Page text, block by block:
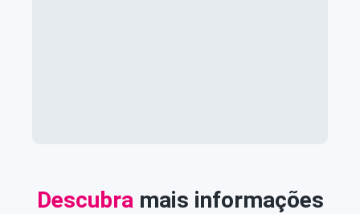
Descubra mais informações